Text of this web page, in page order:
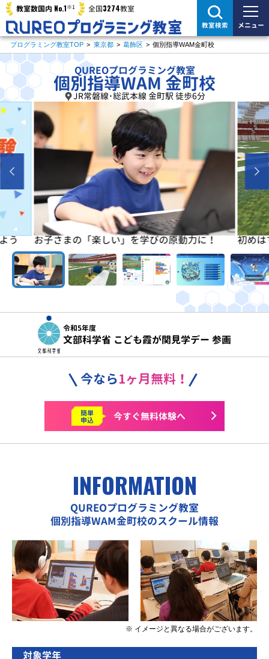
教室数国内 No.1※1 全国3274教室
教室検索 メニュー
プログラミング教室TOP > 東京都 > 葛飾区 > 個別指導WAM金町校
QUREOプログラミング教室
個別指導WAM 金町校
JR常磐線･総武本線 金町駅 徒歩6分
う お子さまの「楽しい」を学びの原動力に！ 初め
令和5年度
文部科学省 こども霞が関見学デー 参画
今なら1ヶ月無料！
簡単
申込 今すぐ無料体験へ
INFORMATION
QUREOプログラミング教室
個別指導WAM金町校のスクール情報
※ イメージと異なる場合がございます。
対象学年